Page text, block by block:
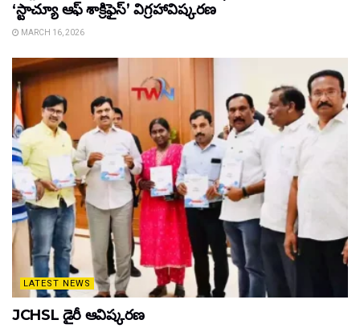
‘స్టాచ్యూ ఆఫ్ శాక్రిఫైస్’ విగ్రహావిష్కరణ
MARCH 16, 2026
LATEST NEWS
JCHSL డైరీ ఆవిష్కరణ